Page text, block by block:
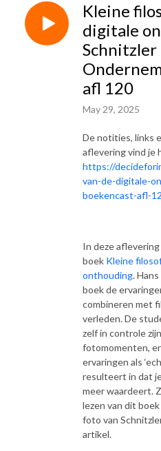
Kleine
digitale
Schnitzler
afl 120
May 29, 2025
De notities, links
aflevering vind je
https://
van-de-digitale-
boekencast-afl-
In deze
boek Kleine
onthouding.
boek de
combineren met
verleden. De
zelf in controle
fotomomenten,
ervaringen als
resulteert in dat
meer waardeert.
lezen van dit
foto van
artikel.